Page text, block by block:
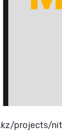
projects/